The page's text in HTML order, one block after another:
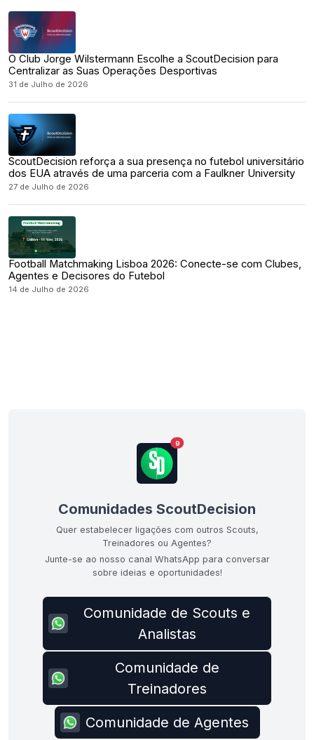
O Club Jorge Wilstermann Escolhe a ScoutDecision para
Centralizar as Suas Operações Desportivas
31 de Julho de 2026
ScoutDecision reforça a sua presença no futebol universitário
dos EUA através de uma parceria com a Faulkner University
27 de Julho de 2026
Football Matchmaking Lisboa 2026: Conecte-se com Clubes,
Agentes e Decisores do Futebol
14 de Julho de 2026
9
Comunidades ScoutDecision
Quer estabelecer ligações com outros Scouts,
Treinadores ou Agentes?
Junte-se ao nosso canal WhatsApp para conversar
sobre ideias e oportunidades!
Comunidade de Scouts e
Analistas
Comunidade de
Treinadores
Comunidade de Agentes